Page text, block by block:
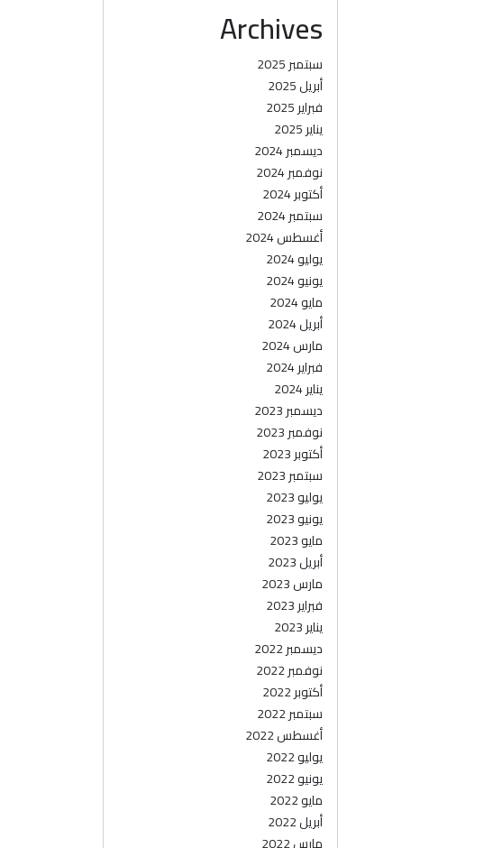
Archives
سبتمبر 2025
أبريل 2025
فبراير 2025
يناير 2025
ديسمبر 2024
نوفمبر 2024
أكتوبر 2024
سبتمبر 2024
أغسطس 2024
يوليو 2024
يونيو 2024
مايو 2024
أبريل 2024
مارس 2024
فبراير 2024
يناير 2024
ديسمبر 2023
نوفمبر 2023
أكتوبر 2023
سبتمبر 2023
يوليو 2023
يونيو 2023
مايو 2023
أبريل 2023
مارس 2023
فبراير 2023
يناير 2023
ديسمبر 2022
نوفمبر 2022
أكتوبر 2022
سبتمبر 2022
أغسطس 2022
يوليو 2022
يونيو 2022
مايو 2022
أبريل 2022